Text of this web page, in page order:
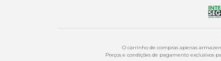
O carrinho de compras apenas
Preços e condições de pagamento exclusivos